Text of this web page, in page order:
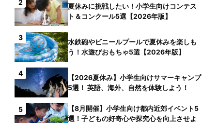
2
夏休みに挑戦したい！小学生向けコンテス
ト＆コンクール5選【2026年版】
3
水鉄砲やビニールプールで夏休みを楽しも
う！水遊びおもちゃ5選【2026年版】
4
【2026夏休み】小学生向けサマーキャンプ
5選！ 英語、海外、自然を体験しよう！
5
【8月開催】小学生向け都内近郊イベント5
選！子どもの好奇心や探究心を向上させよ